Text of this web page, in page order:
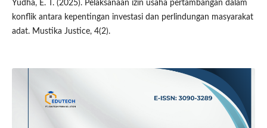
Yudha, E. T. (2025). Pelaksanaan izin usaha pertambangan dalam
konflik antara kepentingan investasi dan perlindungan masyarakat
adat. Mustika Justice, 4(2).